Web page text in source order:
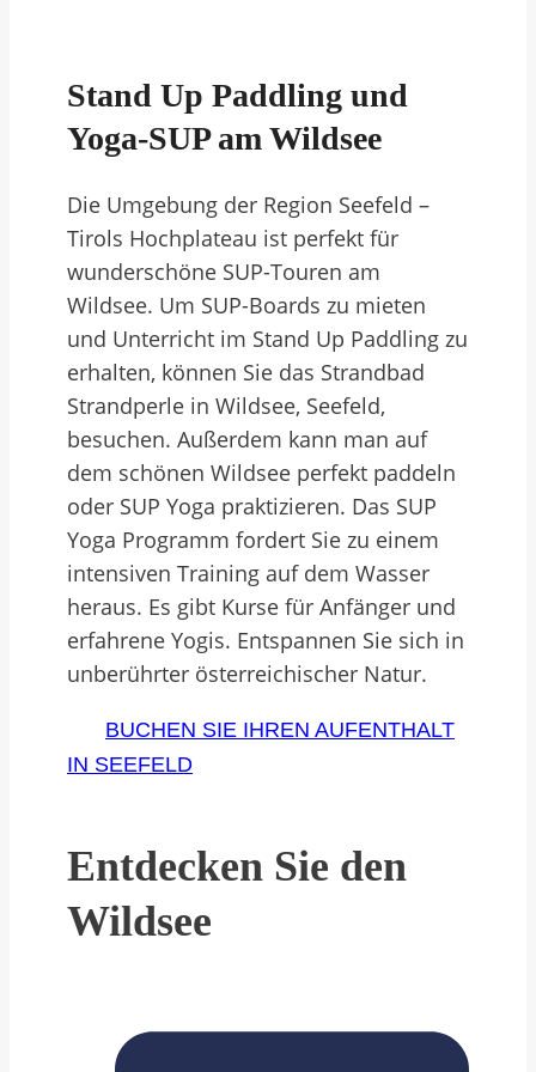
Stand Up Paddling und
Yoga-SUP am Wildsee
Die Umgebung der Region Seefeld –
Tirols Hochplateau ist perfekt für
wunderschöne SUP-Touren am
Wildsee. Um SUP-Boards zu mieten
und Unterricht im Stand Up Paddling zu
erhalten, können Sie das Strandbad
Strandperle in Wildsee, Seefeld,
besuchen. Außerdem kann man auf
dem schönen Wildsee perfekt paddeln
oder SUP Yoga praktizieren. Das SUP
Yoga Programm fordert Sie zu einem
intensiven Training auf dem Wasser
heraus. Es gibt Kurse für Anfänger und
erfahrene Yogis. Entspannen Sie sich in
unberührter österreichischer Natur.
BUCHEN SIE IHREN AUFENTHALT
IN SEEFELD
Entdecken Sie den
Wildsee